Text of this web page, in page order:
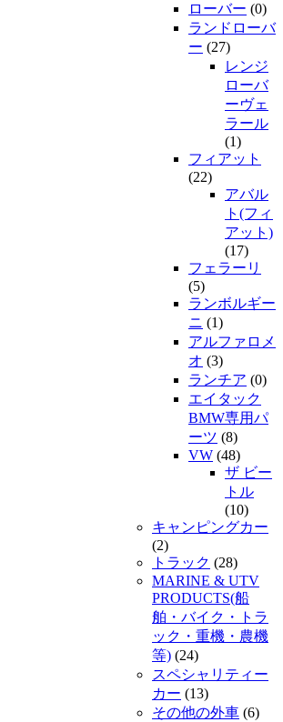
ローバー (0)
ランドローバ
ー (27)
レンジ
ローバ
ーヴェ
ラール
(1)
フィアット
(22)
アバル
ト(フィ
アット)
(17)
フェラーリ
(5)
ランボルギー
ニ (1)
アルファロメ
オ (3)
ランチア (0)
エイタック
BMW専用パ
ーツ (8)
VW (48)
ザ ビー
トル
(10)
キャンピングカー
(2)
トラック (28)
MARINE & UTV
PRODUCTS(船
舶・バイク・トラ
ック・重機・農機
等) (24)
スペシャリティー
カー (13)
その他の外車 (6)